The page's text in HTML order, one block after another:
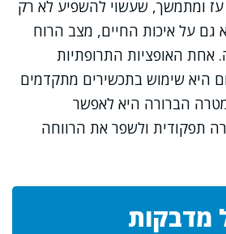
עז ומתמשך, שעשוי להשפיע לא רק
גם על איכות החיים, מצב הרוח
אחת האופציות התרופתיות
היא שימוש בתכשירים מתקדמים
הברורה היא לאפשר
תפקודית ולשפר את הרווחה
מדבקות